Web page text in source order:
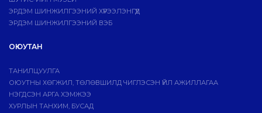
ЭРДЭМ ШИНЖИЛГЭЭНИЙ ХҮРЭЭЛЭНГҮҮД
ЭРДЭМ ШИНЖИЛГЭЭНИЙ ВЭБ
ОЮУТАН
ТАНИЛЦУУЛГА
ОЮУТНЫ ХӨГЖИЛ, ТӨЛӨВШИЛД ЧИГЛЭСЭН ҮЙЛ АЖИЛЛАГАА
НЭГДСЭН АРГА ХЭМЖЭЭ
ХУРЛЫН ТАНХИМ, БУСАД